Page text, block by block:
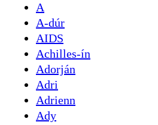
A
A-dúr
AIDS
Achilles-ín
Adorján
Adri
Adrienn
Ady